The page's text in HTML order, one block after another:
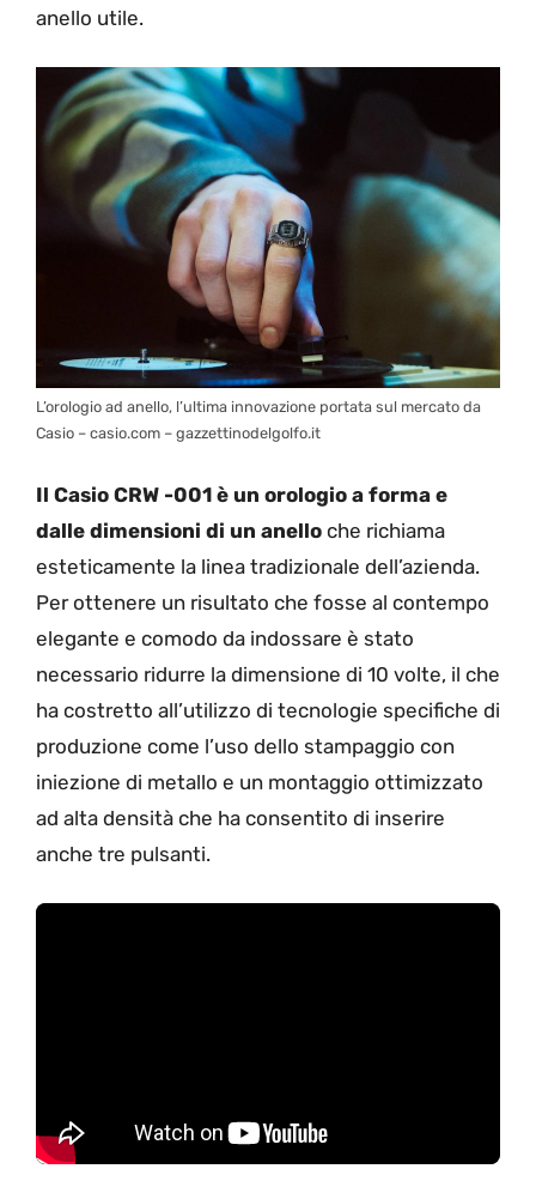
anello utile.
L’orologio ad anello, l’ultima innovazione portata sul mercato da
Casio – casio.com – gazzettinodelgolfo.it
Il Casio CRW -001 è un orologio a forma e
dalle dimensioni di un anello che richiama
esteticamente la linea tradizionale dell’azienda.
Per ottenere un risultato che fosse al contempo
elegante e comodo da indossare è stato
necessario ridurre la dimensione di 10 volte, il che
ha costretto all’utilizzo di tecnologie specifiche di
produzione come l’uso dello stampaggio con
iniezione di metallo e un montaggio ottimizzato
ad alta densità che ha consentito di inserire
anche tre pulsanti.